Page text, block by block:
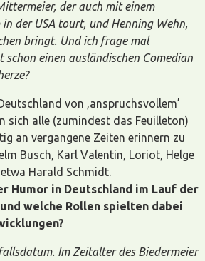
der auch mit einem
der USA tourt, und Henning Wehn,
bringt. Und ich frage mal
schon einen ausländischen Comedian
von ,anspruchsvollem’
sich alle (zumindest das Feuilleton)
an vergangene Zeiten erinnern zu
Busch, Karl Valentin, Loriot, Helge
Harald Schmidt.
Humor in Deutschland im Lauf der
welche Rollen spielten dabei
Im Zeitalter des Biedermeier